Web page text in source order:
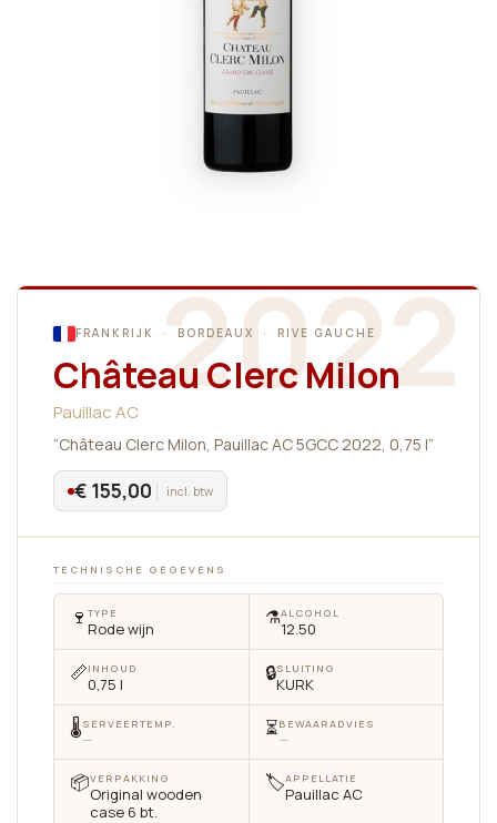
2022
FRANKRIJK · BORDEAUX · RIVE GAUCHE
Château Clerc Milon
Pauillac AC
“Château Clerc Milon, Pauillac AC 5GCC 2022, 0,75 l”
€ 155,00 incl. btw
TECHNISCHE GEGEVENS
🍷 TYPE
Rode wijn ⚗️ALCOHOL
12.50
📏INHOUD
0,75 l 🔒SLUITING
KURK
🌡SERVEERTEMP.
— ⏳BEWAARADVIES
—
📦VERPAKKING
Original wooden
case 6 bt.
🏷APPELLATIE
Pauillac AC